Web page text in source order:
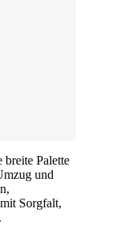
Palette
und
Sorgfalt,